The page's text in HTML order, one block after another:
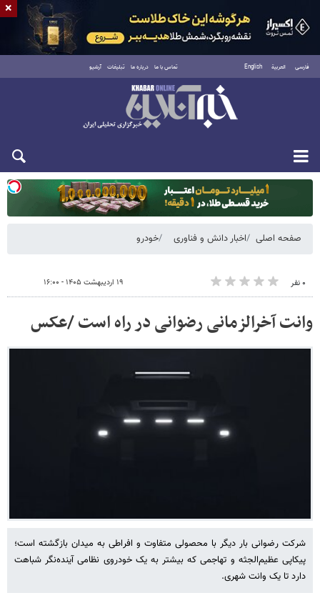
فارسی العربية English تماس با ما درباره ما تبلیغات آرشیو
یکشنبه ۱۸ مرداد ۱۴۰۵
صفحه اصلی اخبار دانش و فناوری خودرو
۰ نفر ۱۹ اردیبهشت ۱۴۰۵ - ۱۶:۰۰
وانت آخرالزمانی رضوانی در راه است /عکس
شرکت رضوانی بار دیگر با محصولی متفاوت و افراطی به میدان بازگشته است؛
پیکاپی عظیم‌الجثه و تهاجمی که بیشتر به یک خودروی نظامی آینده‌نگر شباهت
دارد تا یک وانت شهری.
×